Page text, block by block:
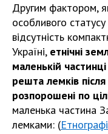
Другим фактором,
особливого
відсутність
Україні, етнічні
маленькій
решта лемків після
розпорошені по
маленька частина
лемками: (